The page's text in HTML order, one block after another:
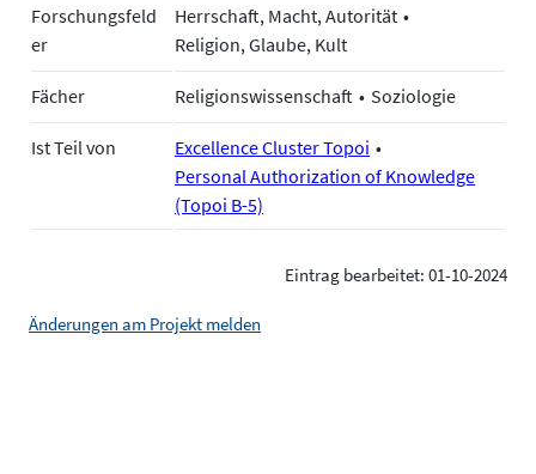
Forschungsfeld
er
Herrschaft, Macht, Autorität
Religion, Glaube, Kult
Fächer Religionswissenschaft Soziologie
Ist Teil von
Excellence Cluster Topoi
Personal Authorization of Knowledge
(Topoi B-5)
Eintrag bearbeitet: 01-10-2024
Änderungen am Projekt melden